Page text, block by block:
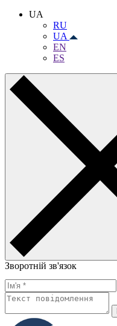
UA
RU
UA
EN
ES
Зворотній зв'язок